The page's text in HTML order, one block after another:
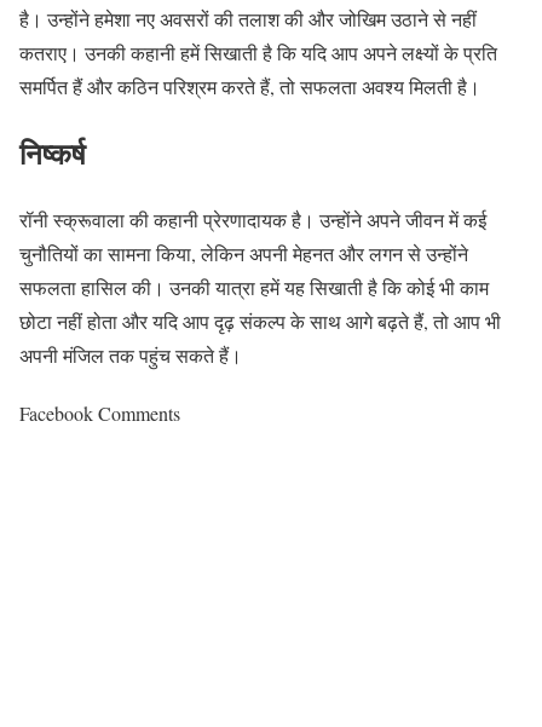
है। उन्होंने हमेशा नए अवसरों की तलाश की और जोखिम उठाने से नहीं
कतराए। उनकी कहानी हमें सिखाती है कि यदि आप अपने लक्ष्यों के प्रति
समर्पित हैं और कठिन परिश्रम करते हैं, तो सफलता अवश्य मिलती है।
निष्कर्ष
रॉनी स्क्रूवाला की कहानी प्रेरणादायक है। उन्होंने अपने जीवन में कई
चुनौतियों का सामना किया, लेकिन अपनी मेहनत और लगन से उन्होंने
सफलता हासिल की। उनकी यात्रा हमें यह सिखाती है कि कोई भी काम
छोटा नहीं होता और यदि आप दृढ़ संकल्प के साथ आगे बढ़ते हैं, तो आप भी
अपनी मंजिल तक पहुंच सकते हैं।
Facebook Comments